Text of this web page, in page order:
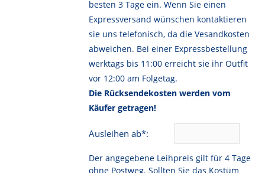
besten 3 Tage ein. Wenn Sie einen
Expressversand wünschen kontaktieren
sie uns telefonisch, da die Vesandkosten
abweichen. Bei einer Expressbestellung
werktags bis 11:00 erreicht sie ihr Outfit
vor 12:00 am Folgetag.
Die Rücksendekosten werden vom
Käufer getragen!
Ausleihen ab*:
Der angegebene Leihpreis gilt für 4 Tage
ohne Postweg. Sollten Sie das Kostüm